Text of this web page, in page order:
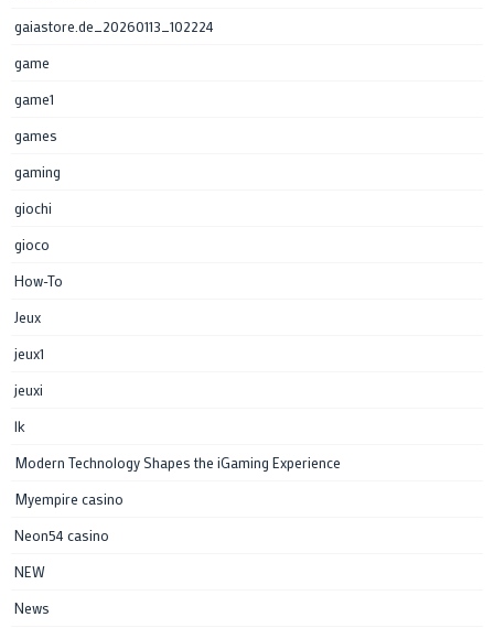
gaiastore.de_20260113_102224
game
game1
games
gaming
giochi
gioco
How-To
Jeux
jeux1
jeuxi
lk
Modern Technology Shapes the iGaming Experience
Myempire casino
Neon54 casino
NEW
News